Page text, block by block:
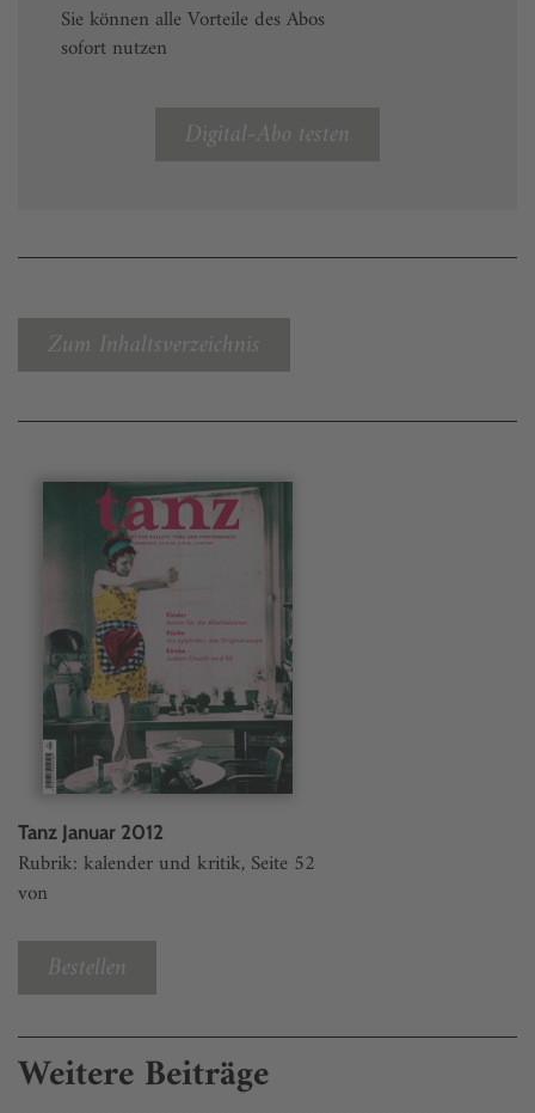
Sie können alle Vorteile des Abos
sofort nutzen
Digital-Abo testen
Zum Inhaltsverzeichnis
Tanz Januar 2012
Rubrik: kalender und kritik, Seite 52
von
Bestellen
Weitere Beiträge